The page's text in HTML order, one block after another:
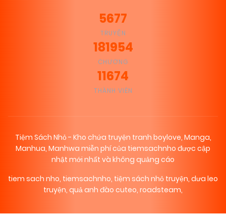
5677
TRUYỆN
181954
CHƯƠNG
11674
THÀNH VIÊN
Tiệm Sách Nhỏ - Kho chứa truyện tranh boylove, Manga,
Manhua, Manhwa miễn phí của tiemsachnho được cập
nhật mới nhất và không quảng cáo
tiem sach nho, tiemsachnho, tiệm sách nhỏ truyện, dưa leo
truyện, quả anh đào cuteo, roadsteam,